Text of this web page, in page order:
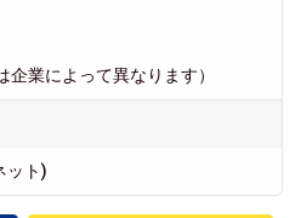
企業によって異なります）
ット)